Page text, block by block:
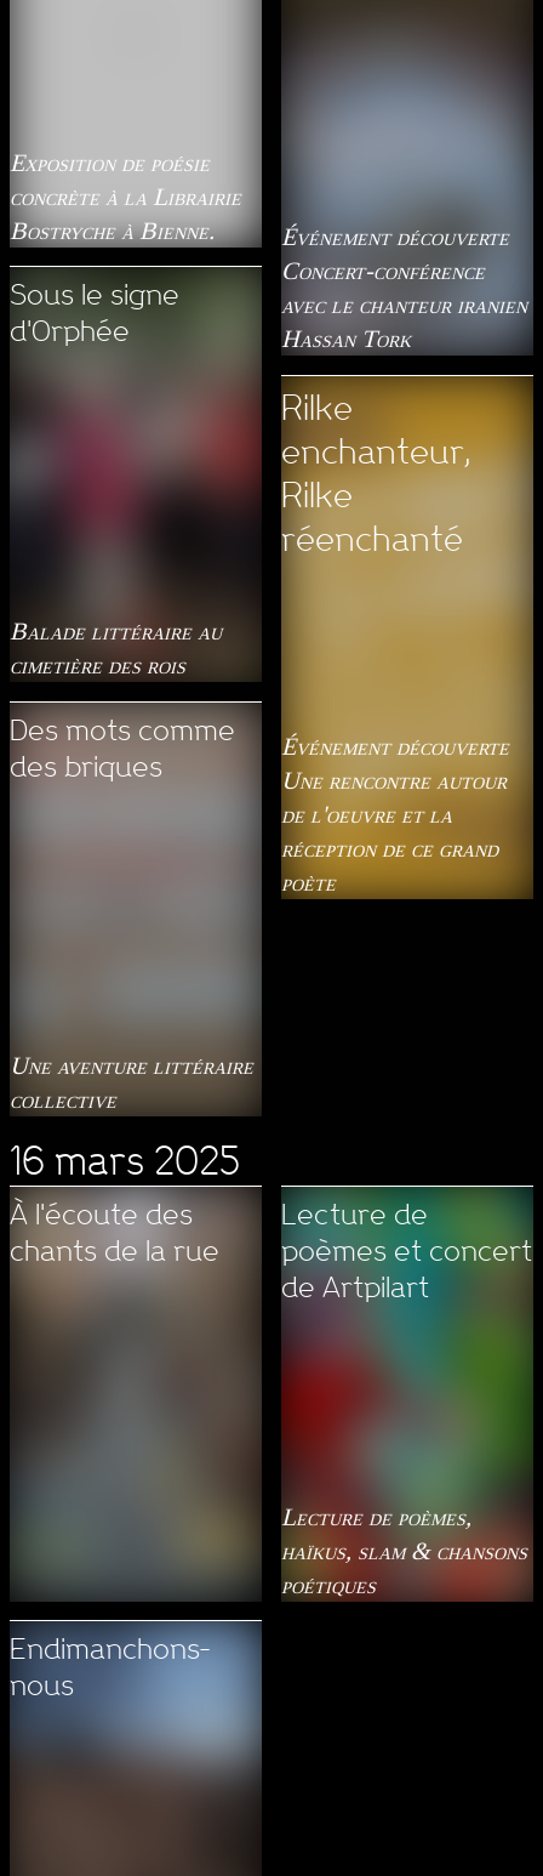
Exposition de poésie
concrète à la Librairie
Bostryche à Bienne.
Sous le signe
d'Orphée
Balade littéraire au
cimetière des rois
Des mots comme
des briques
Une aventure littéraire
collective
Événement découverte
Concert-conférence
avec le chanteur iranien
Hassan Tork
Rilke
enchanteur,
Rilke
réenchanté
Événement découverte
Une rencontre autour
de l'oeuvre et la
réception de ce grand
poète
16 mars 2025
À l'écoute des
chants de la rue
Endimanchons-
nous
Lecture de
poèmes et concert
de Artpilart
Lecture de poèmes,
haïkus, slam & chansons
poétiques